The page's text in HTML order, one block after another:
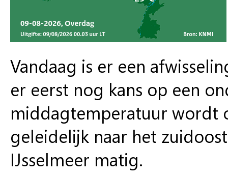
Vandaag is er een
er eerst nog kans op een
middagtemperatuur wordt
geleidelijk naar het
IJsselmeer matig.